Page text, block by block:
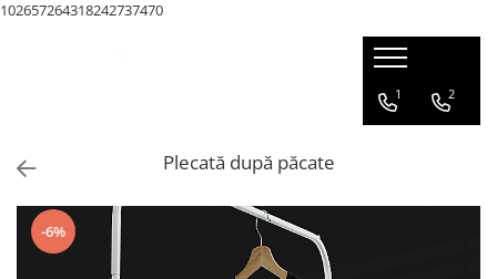
102657264318242737470
1 2
Plecată după păcate
-6%